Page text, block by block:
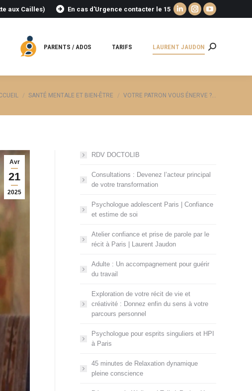
aux Cailles) En cas d'Urgence contacter le 15
La
s'ouvre
nouvelle
La
Instagram
s'ouvre
nouvelle
La
YouTube
nouvelle
PARENTS / ADOS TARIFS LAURENT JAUDON Recherche
êtes ici :SANTÉ MENTALE ET BIEN-ÊTRE VOTRE PATRON VOUS ÉNERVE ?…
Avr
21
2025
RDV DOCTOLIB
Consultations : Devenez l’acteur principal
de votre transformation
Psychologue adolescent Paris | Confiance
et estime de soi
Atelier confiance et prise de parole par le
récit à Paris | Laurent Jaudon
Adulte : Un accompagnement pour guérir
du travail
Exploration de votre récit de vie et
créativité : Donnez enfin du sens à votre
parcours personnel
Psychologue pour esprits singuliers et HPI
à Paris
45 minutes de Relaxation dynamique
pleine conscience